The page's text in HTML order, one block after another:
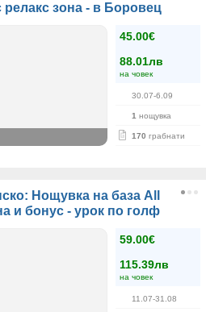
релакс зона - в Боровец
45.00€
88.01лв
на човек
30.07-6.09
1 нощувка
170 грабнати
Нощувка на база All
и бонус - урок по голф
59.00€
115.39лв
на човек
11.07-31.08